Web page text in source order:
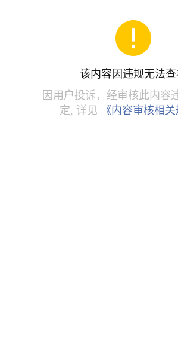
该内容因违规无法查
因用户投诉，经审核此内容
定, 详见
《内容审核相关